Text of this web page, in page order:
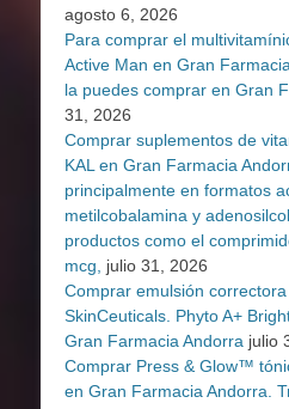
agosto 6, 2026
Para comprar el
Active Man en Gran
la puedes comprar en Gran
31, 2026
Comprar suplementos de
KAL en Gran Farmacia
principalmente en formatos
metilcobalamina y
productos como el
mcg,
julio 31, 2026
Comprar emulsión
SkinCeuticals. Phyto A+
Gran Farmacia Andorra julio
Comprar Press & Glow™
en Gran Farmacia Andorra.